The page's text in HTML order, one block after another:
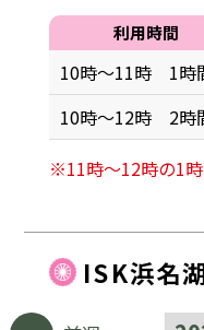
利用時間
10時～11時 1時
10時～12時 2時
※11時～12時の1時
ISK浜名